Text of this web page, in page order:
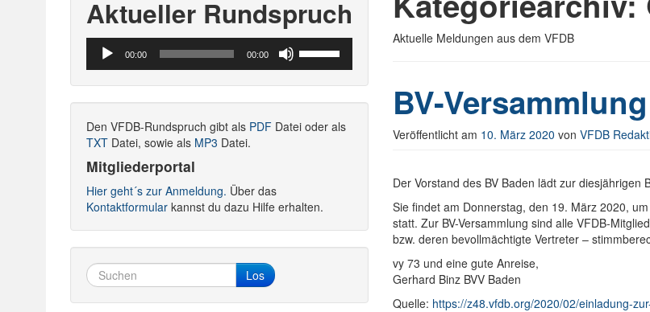
Aktuelle Meldungen aus dem VFDB
BV-
Veröffentlicht am 10. März 2020 von VFDB
Der Vorstand des BV Baden lädt zur
Sie findet am Donnerstag, den 19. März 2020,
statt. Zur BV-Versammlung sind alle VFDB-
bzw. deren bevollmächtigte Vertreter –
vy 73 und eine gute Anreise,
Gerhard Binz BVV Baden
Quelle: https://z48.vfdb.org/2020/02/einladung-
Aktueller Rundspruch
Audio-
Player
00:00 00:00
Hoch/Runter
Lautstärke
Den VFDB-Rundspruch gibt als PDF Datei oder als
TXT Datei, sowie als MP3 Datei.
Mitgliederportal
Hier geht´s zur Anmeldung. Über das
Kontaktformular kannst du dazu Hilfe erhalten.
Los